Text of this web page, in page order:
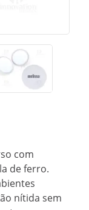
com
de ferro.
nítida sem